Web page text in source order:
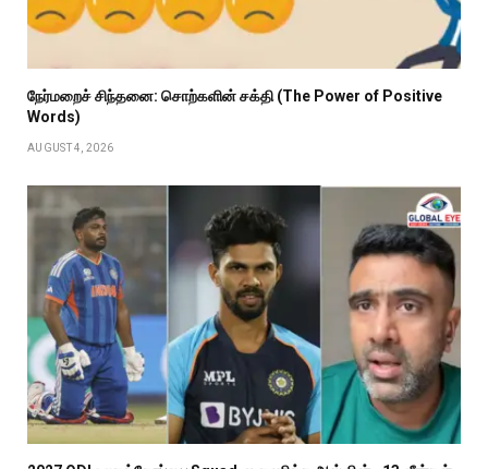
நேர்மறைச் சிந்தனை: சொற்களின் சக்தி (The Power of Positive
Words)
AUGUST 4, 2026